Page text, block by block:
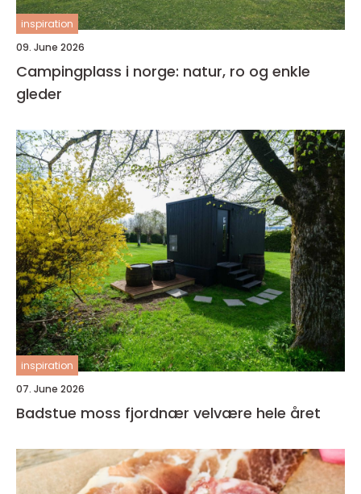
inspiration
09. June 2026
Campingplass i norge: natur, ro og enkle
gleder
inspiration
07. June 2026
Badstue moss fjordnær velvære hele året